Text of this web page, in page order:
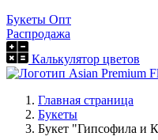
Букеты Опт
Распродажа
Калькулятор цветов
Главная страница
Букеты
Букет "Гипсофила и